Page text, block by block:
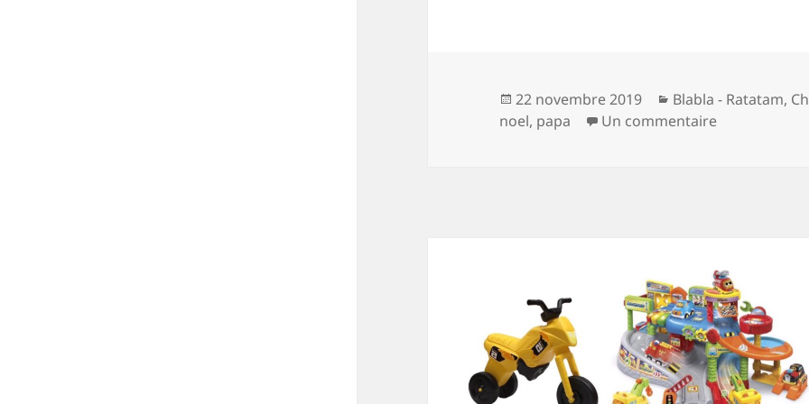
Publié
le
22 novembre 2019 Catégories
Blabla - Ratatam,
noel, papa Un commentairesur Un papa